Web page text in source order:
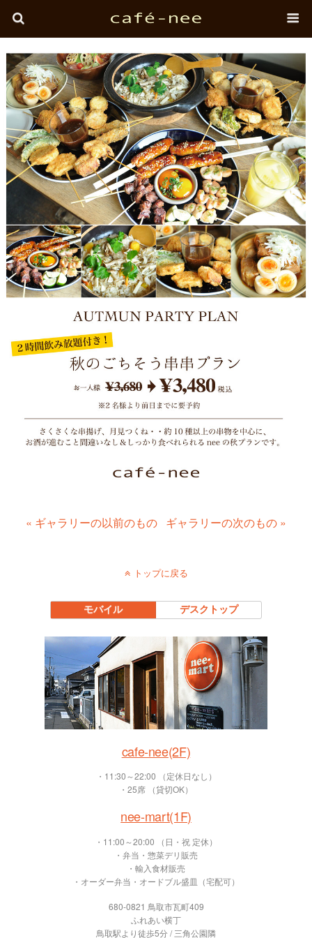
« ギャラリーの以前のもの ギャラリーの次のもの »
トップに戻る
モバイル デスクトップ
cafe-nee(2F)
・11:30～22:00 （定休日なし）
・25席 （貸切OK）
nee-mart(1F)
・11:00～20:00 （日・祝 定休）
・弁当・惣菜デリ販売
・輸入食材販売
・オーダー弁当・オードブル盛皿（宅配可）
680-0821 鳥取市瓦町409
ふれあい横丁
鳥取駅より徒歩5分 / 三角公園隣